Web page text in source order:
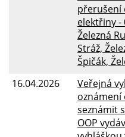
přerušení
elektřiny -
Železná
Stráž,
Špičák,
16.04.2026
Veřejná
oznámení
seznámit
OOP